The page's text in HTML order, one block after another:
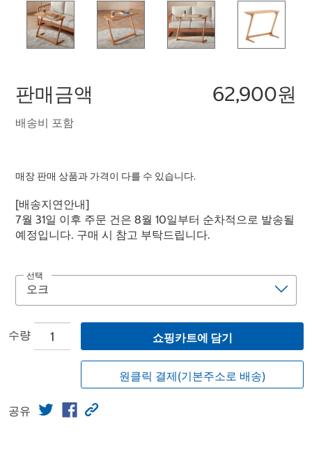
판매금액 62,900원
배송비 포함
매장 판매 상품과 가격이 다를 수 있습니다.
[배송지연안내]
7월 31일 이후 주문 건은 8월 10일부터 순차적으로 발송될
예정입니다. 구매 시 참고 부탁드립니다.
선택
수량 쇼핑카트에 담기
원클릭 결제(기본주소로 배송)
공유